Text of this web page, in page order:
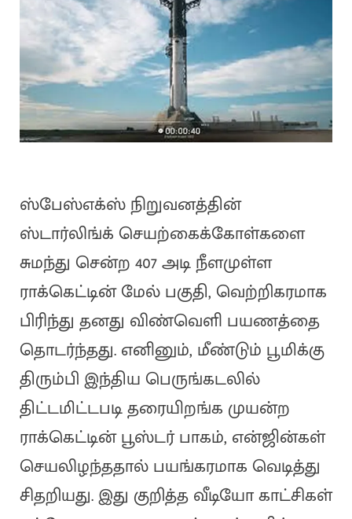
ஸ்பேஸ்எக்ஸ் நிறுவனத்தின்
ஸ்டார்லிங்க் செயற்கைக்கோள்களை
சுமந்து சென்ற 407 அடி நீளமுள்ள
ராக்கெட்டின் மேல் பகுதி, வெற்றிகரமாக
பிரிந்து தனது விண்வெளி பயணத்தை
தொடர்ந்தது. எனினும், மீண்டும் பூமிக்கு
திரும்பி இந்திய பெருங்கடலில்
திட்டமிட்டபடி தரையிறங்க முயன்ற
ராக்கெட்டின் பூஸ்டர் பாகம், என்ஜின்கள்
செயலிழந்ததால் பயங்கரமாக வெடித்து
சிதறியது. இது குறித்த வீடியோ காட்சிகள்